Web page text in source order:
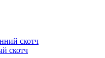
скотч
скотч